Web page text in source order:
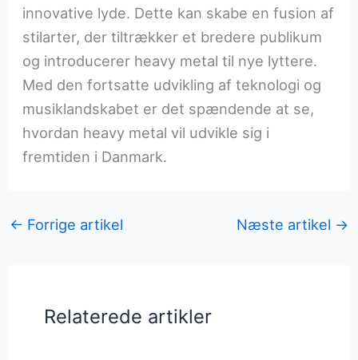
innovative lyde. Dette kan skabe en fusion af
stilarter, der tiltrækker et bredere publikum
og introducerer heavy metal til nye lyttere.
Med den fortsatte udvikling af teknologi og
musiklandskabet er det spændende at se,
hvordan heavy metal vil udvikle sig i
fremtiden i Danmark.
← Forrige artikel Næste artikel →
Relaterede artikler